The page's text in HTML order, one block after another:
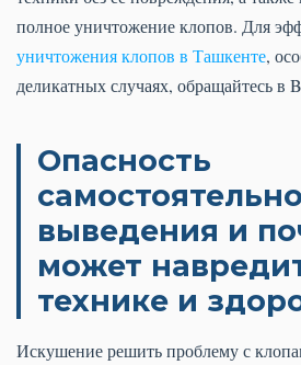
полное уничтожение клопов. Для
уничтожения клопов в Ташкенте,
деликатных случаях, обращайтесь в
Опасность
выведения и
может
технике и
Искушение решить проблему с